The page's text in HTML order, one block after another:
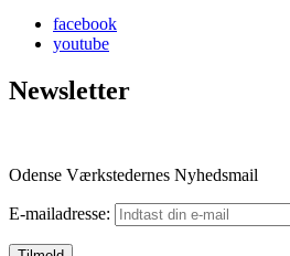
facebook
youtube
Newsletter
Odense Værkstedernes Nyhedsmail
E-mailadresse: